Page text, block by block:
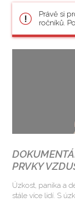
Právě si
ročníků.
PRVKY
Úzkost, panika a
stále více lidí. S